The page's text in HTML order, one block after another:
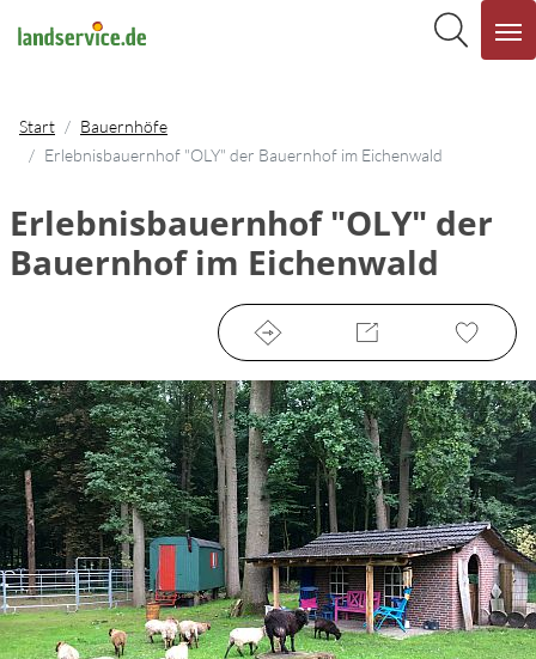
Start
Bauernhöfe
Erlebnisbauernhof "OLY" der Bauernhof im Eichenwald
Erlebnisbauernhof "OLY" der
Bauernhof im Eichenwald